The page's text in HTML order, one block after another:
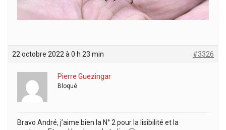
22 octobre 2022 à 0 h 23 min #3326
Pierre Guezingar
Bloqué
Bravo André, j’aime bien la N° 2 pour la lisibilité et la